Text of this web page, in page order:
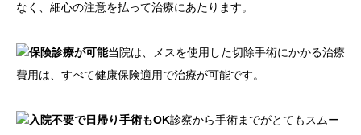
なく、細心の注意を払って治療にあたります。
保険診療が可能当院は、メスを使用した切除手術にかかる治療
費用は、すべて健康保険適用で治療が可能です。
入院不要で日帰り手術もOK診察から手術までがとてもスムー